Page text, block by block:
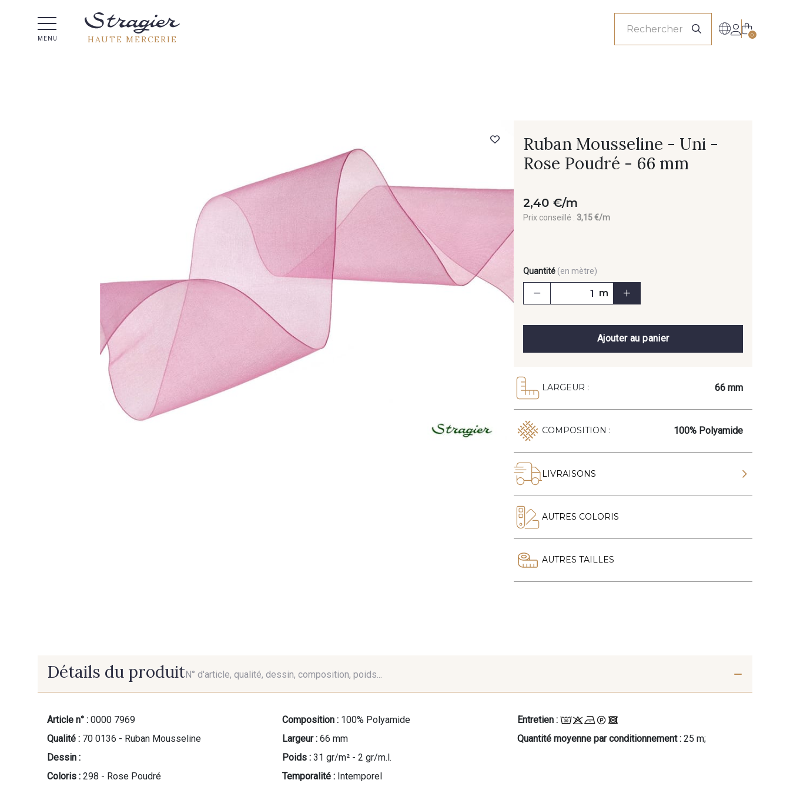
MENU HAUTE MERCERIE 0
Ruban Mousseline - Uni -
Rose Poudré - 66 mm
2,40 €/m
Prix conseillé : 3,15 €/m
Quantité (en mètre)
m
Ajouter au panier
LARGEUR : 66 mm
COMPOSITION : 100% Polyamide
LIVRAISONS
AUTRES COLORIS
AUTRES TAILLES
Détails du produitN° d'article, qualité, dessin, composition, poids...
Article n° : 0000 7969
Qualité : 70 0136 - Ruban Mousseline
Dessin :
Coloris : 298 - Rose Poudré
Composition : 100% Polyamide
Largeur : 66 mm
Poids : 31 gr/m² - 2 gr/m.l.
Temporalité : Intemporel
Entretien :
Quantité moyenne par conditionnement : 25 m;